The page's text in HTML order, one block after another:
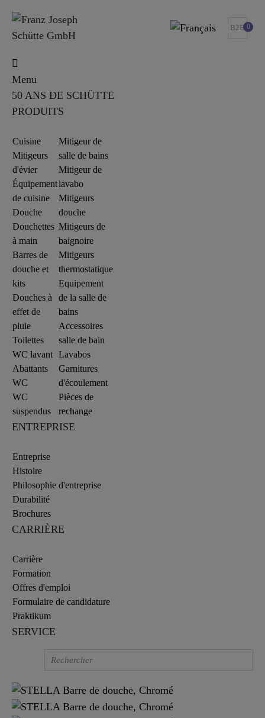
B2B 0
Menu
50 ANS DE SCHÜTTE
PRODUITS
Cuisine
Mitigeurs
d'évier
Équipement
de cuisine
Douche
Douchettes
à main
Barres de
douche et
kits
Douches à
effet de
pluie
Toilettes
WC lavant
Abattants
WC
WC
suspendus
Mitigeur de
salle de bains
Mitigeur de
lavabo
Mitigeurs
douche
Mitigeurs de
baignoire
Mitigeurs
thermostatique
Equipement
de la salle de
bains
Accessoires
salle de bain
Lavabos
Garnitures
d'écoulement
Pièces de
rechange
ENTREPRISE
Entreprise
Histoire
Philosophie d'entreprise
Durabilité
Brochures
CARRIÈRE
Carrière
Formation
Offres d'emploi
Formulaire de candidature
Praktikum
SERVICE